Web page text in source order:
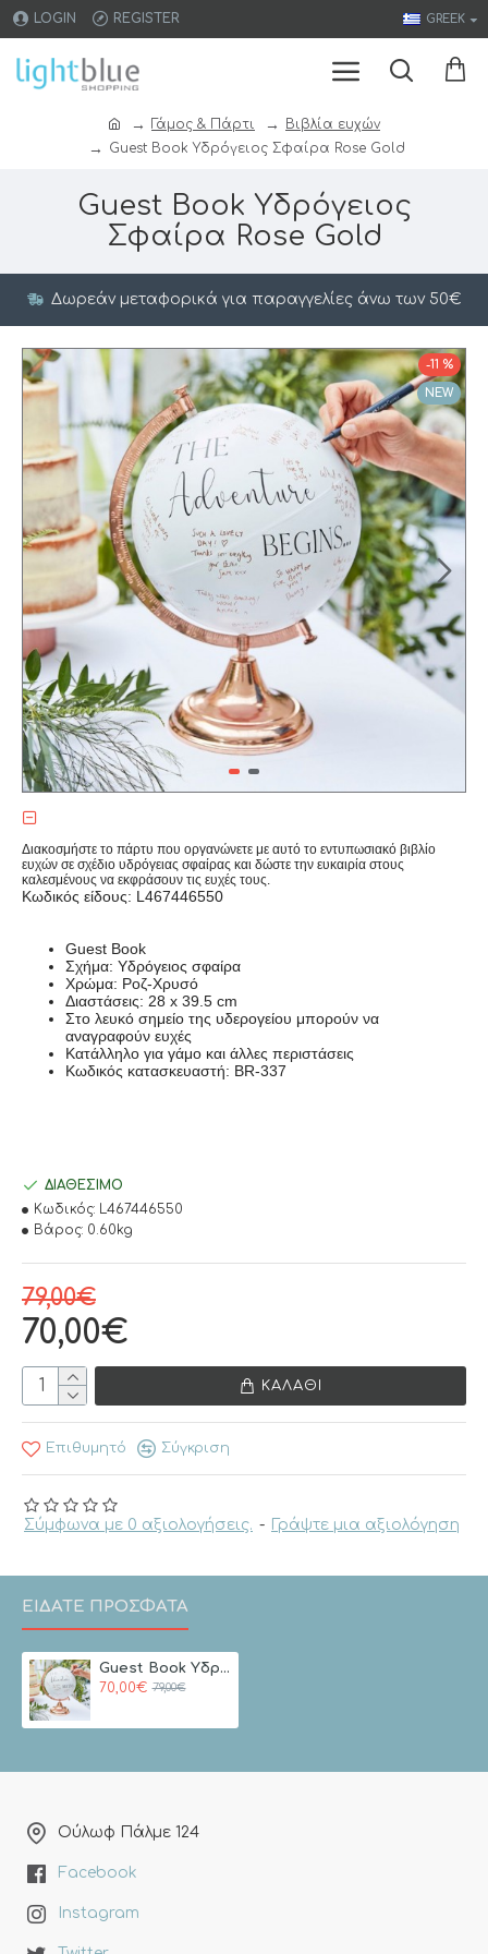
LOGIN REGISTER GREEK
Γάμος & Πάρτι
Βιβλία ευχών
Guest Book Yδρόγειος Σφαίρα Rose Gold
Guest Book Yδρόγειος
Σφαίρα Rose Gold
Δωρεάν μεταφορικά για παραγγελίες άνω των 50€
NEW
-11 %
Διακοσμήστε το πάρτυ που οργανώνετε με αυτό το εντυπωσιακό βιβλίο
ευχών σε σχέδιο υδρόγειας σφαίρας και δώστε την ευκαιρία στους
καλεσμένους να εκφράσουν τις ευχές τους.
Κωδικός είδους: L467446550
Guest Book
Σχήμα: Yδρόγειος σφαίρα
Xρώμα: Pοζ-Xρυσό
Διαστάσεις: 28 x 39.5 cm
Στο λευκό σημείο της υδερογείου μπορούν να
αναγραφούν ευχές
Kατάλληλο για γάμο και άλλες περιστάσεις
Kωδικός κατασκευαστή: BR-337
Σύμφωνα με 0 αξιολογήσεις. - Γράψτε μια αξιολόγηση
70,00€
79,00€
ΔΙΑΘΈΣΙΜΟ
Κωδικός: L467446550
Βάρος: 0.60kg
ΚΑΛΆΘΙ
Επιθυμητό Σύγκριση
ΕΙΔΑΤΕ ΠΡΟΣΦΑΤΑ
Guest Book Yδρόγειος Σφαίρα Rose Gold
70,00€ 79,00€
Ούλωφ Πάλμε 124
Facebook
Instagram